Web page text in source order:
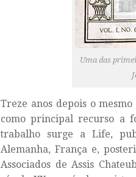
Uma das
Treze anos depois o
como principal recurso a
trabalho surge aLife,
Alemanha, França e,
Associados de Assis